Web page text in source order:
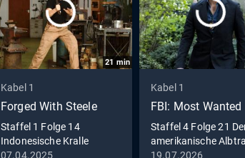
21 min
Kabel 1
Forged With Steele
Staffel 1 Folge 14
Indonesische Kralle
07.04.2025
Kabel 1
FBI: Most Wanted
Staffel 4 Folge 21
amerikanische
19.07.2026